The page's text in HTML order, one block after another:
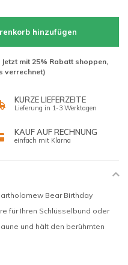
hinzufügen
mit 25% Rabatt shoppen,
verrechnet)
KURZE LIEFERZEITE
Lieferung in 1-3 Werktagen
KAUF AUF RECHNUNG
einfach mit Klarna
Bear Birthday
für Ihren Schlüsselbund oder
und hält den berühmten